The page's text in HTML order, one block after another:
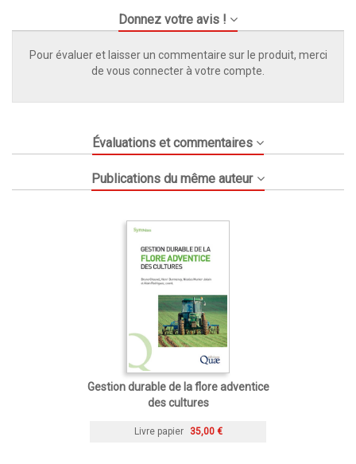
Donnez votre avis !
Pour évaluer et laisser un commentaire sur le produit, merci
de vous connecter à votre compte.
Évaluations et commentaires
Publications du même auteur
Gestion durable de la flore adventice
des cultures
Livre papier 35,00 €